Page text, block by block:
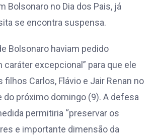
Bolsonaro no Dia dos Pais, já
se encontra suspensa.
Bolsonaro haviam pedido
caráter excepcional” para que ele
Carlos, Flávio e Jair Renan no
do próximo domingo (9). A defesa
permitiria “preservar os
e importante dimensão da